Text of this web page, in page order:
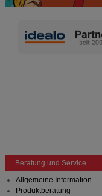
Beratung und Service
Allgemeine Information
Produktberatung